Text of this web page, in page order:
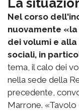
La
Nel corso
nuovamente
dei volumi e
sociali, in
tema, il calo dei
nella sede della
precedente,
Marrone. «Tavolo